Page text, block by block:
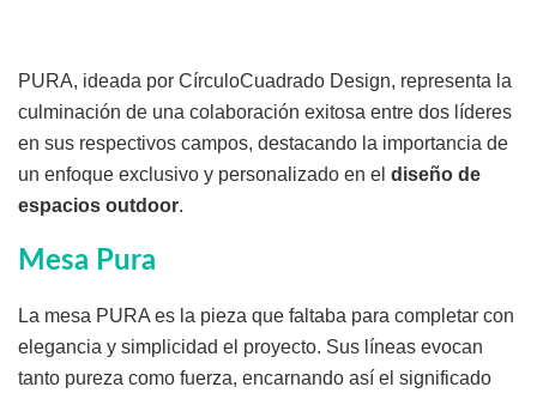
PURA, ideada por CírculoCuadrado Design, representa la
culminación de una colaboración exitosa entre dos líderes
en sus respectivos campos, destacando la importancia de
un enfoque exclusivo y personalizado en el diseño de
espacios outdoor.
Mesa Pura
La mesa PURA es la pieza que faltaba para completar con
elegancia y simplicidad el proyecto. Sus líneas evocan
tanto pureza como fuerza, encarnando así el significado